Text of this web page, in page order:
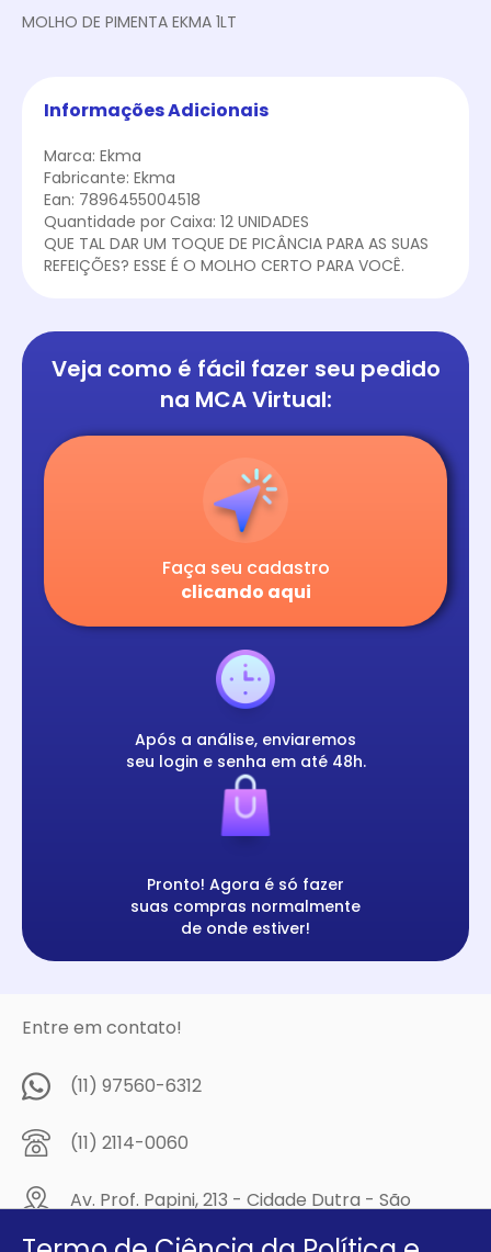
MOLHO DE PIMENTA EKMA 1LT
Informações Adicionais
Marca: Ekma
Fabricante: Ekma
Ean: 7896455004518
Quantidade por Caixa: 12 UNIDADES
QUE TAL DAR UM TOQUE DE PICÂNCIA PARA AS SUAS
REFEIÇÕES? ESSE É O MOLHO CERTO PARA VOCÊ.
Veja como é fácil fazer seu pedido
na MCA Virtual:
Faça seu cadastro
clicando aqui
Após a análise, enviaremos
seu login e senha em até 48h.
Pronto! Agora é só fazer
suas compras normalmente
de onde estiver!
Entre em contato!
(11) 97560-6312
(11) 2114-0060
Av. Prof. Papini, 213 - Cidade Dutra - São